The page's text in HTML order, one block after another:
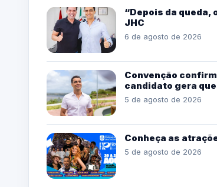
“Depois da queda,
JHC
6 de agosto de 2026
Convenção
candidato gera
5 de agosto de 2026
Conheça as
5 de agosto de 2026